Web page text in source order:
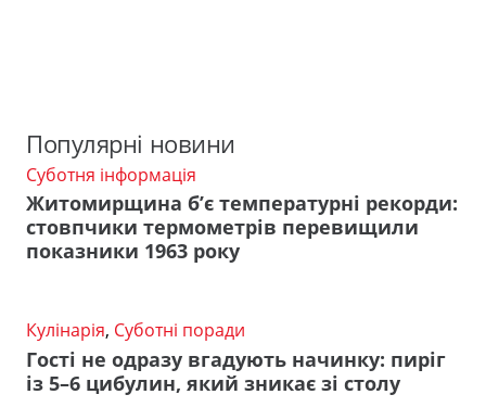
Популярні новини
Суботня інформація
Житомирщина б’є температурні рекорди:
стовпчики термометрів перевищили
показники 1963 року
Кулінарія, Суботні поради
Гості не одразу вгадують начинку: пиріг
із 5–6 цибулин, який зникає зі столу